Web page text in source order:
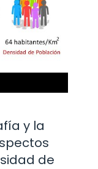
y la
de